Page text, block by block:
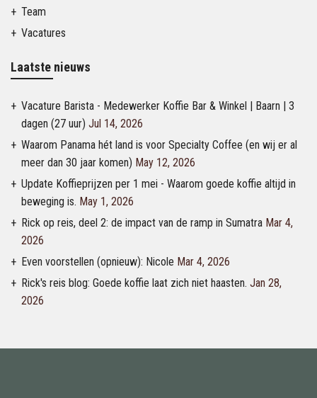
Team
Vacatures
Laatste nieuws
Vacature Barista - Medewerker Koffie Bar & Winkel | Baarn | 3
dagen (27 uur) Jul 14, 2026
Waarom Panama hét land is voor Specialty Coffee (en wij er al
meer dan 30 jaar komen) May 12, 2026
Update Koffieprijzen per 1 mei - Waarom goede koffie altijd in
beweging is. May 1, 2026
Rick op reis, deel 2: de impact van de ramp in Sumatra Mar 4,
2026
Even voorstellen (opnieuw): Nicole Mar 4, 2026
Rick's reis blog: Goede koffie laat zich niet haasten. Jan 28,
2026